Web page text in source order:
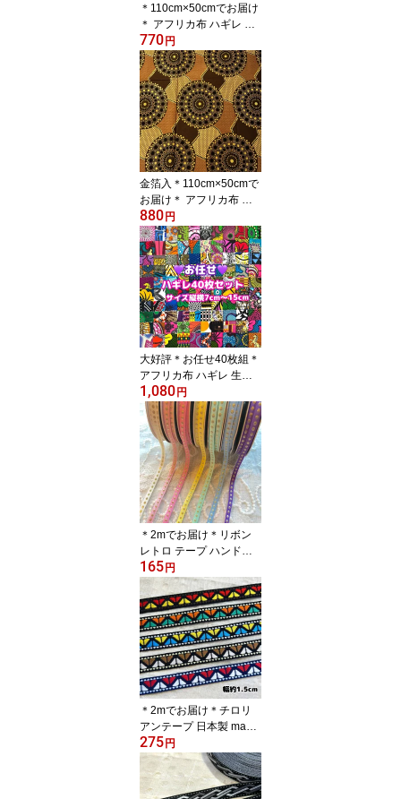
＊110cm×50cmでお届け
＊ アフリカ布 ハギレ 生
地 輸入生地 アフリカン
ハンドメイド アフリカン
プリント 手作り アクセ
サリー パッチワーク カ
ンガ パーニュー キテン
ゲ ケンテ ケンテ柄 アフ
リカンファブリック 手芸
用品 資材 アフリカンバ
ティック 生地 エスニッ
ク
770円
金箔入＊110cm×50cmで
お届け＊ アフリカ布 ハ
ギレ 生地 輸入生地 アフ
リカン ハンドメイド ア
フリカンプリント クロス
手作り アクセサリー パ
ッチワーク カンガパーニ
ュー キテンゲ ケンテ ケ
ンテ柄 アフリカンファブ
リック 手芸アフリカンバ
ティック 生地 エスニッ
ク
880円
大好評＊お任せ40枚組＊
アフリカ布 ハギレ 生地
エコバック アフリカン
ハンドメイド バック ケ
ンテ柄 Kente エスニック
ヒッピー 手作り雑貨 ア
フリカンターバン お試し
セット アクセサリー パ
ッチワーク シュシュ 手
芸用品 資材 アフリカン
プリント 個性派 布 bag
1,080円
＊2mでお届け＊リボン
レトロ テープ ハンドメ
イド カラフル お花 エス
ニック ヒッピー 手芸用
品 ハンドメイド 手作り
レース ラッピング フリ
ンジ ラメ入 手芸 雑貨 猫
猫雑貨 cat 水玉 ドット 可
愛い 子供服 犬服 個性派
ダンス 古着 縁取り 手芸
資材 手芸材料 フリフリ
165円
＊2mでお届け＊チロリ
アンテープ 日本製 made
in japan リボン モン族
ラインテープ 縁取り 手
作り 細め クラフト ハン
ドメイド 花 10mm 15m
275円